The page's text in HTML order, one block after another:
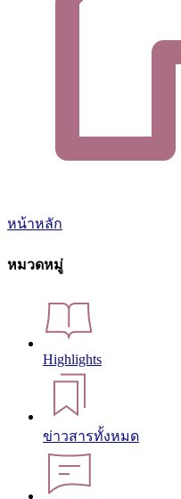
หน้าหลัก
หมวดหมู่
Highlights
ข่าวสารทั้งหมด